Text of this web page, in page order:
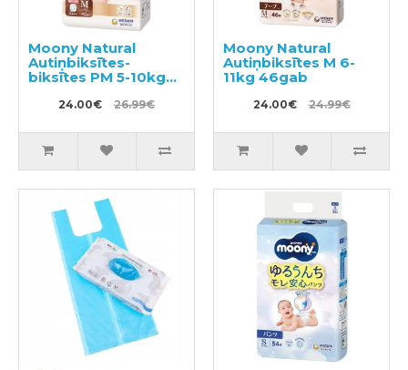
Moony Natural
Autiņbiksītes-
biksītes PM 5-10kg
24.00€ 26.99€
Moony Natural
Autiņbiksītes M 6-
11kg 46gab
24.00€ 24.99€